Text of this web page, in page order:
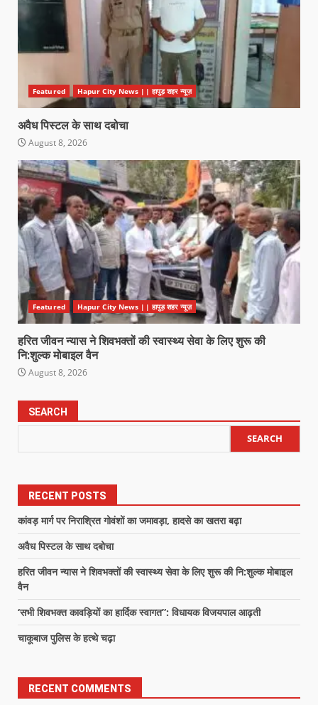
Featured Hapur City News || हापुड़ शहर न्यूज़
अवैध पिस्टल के साथ दबोचा
August 8, 2026
Featured Hapur City News || हापुड़ शहर न्यूज़
हरित जीवन न्यास ने शिवभक्तों की स्वास्थ्य सेवा के लिए शुरू की
नि:शुल्क मोबाइल वैन
August 8, 2026
SEARCH
SEARCH
RECENT POSTS
कांवड़ मार्ग पर निराश्रित गोवंशों का जमावड़ा, हादसे का खतरा बढ़ा
अवैध पिस्टल के साथ दबोचा
हरित जीवन न्यास ने शिवभक्तों की स्वास्थ्य सेवा के लिए शुरू की नि:शुल्क मोबाइल
वैन
‘सभी शिवभक्त कावड़ियों का हार्दिक स्वागत”: विधायक विजयपाल आढ़ती
चाकूबाज पुलिस के हत्थे चढ़ा
RECENT COMMENTS